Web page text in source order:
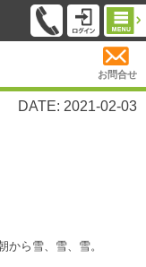
お問合せ
DATE: 2021-02-03
から雪、雪、雪。